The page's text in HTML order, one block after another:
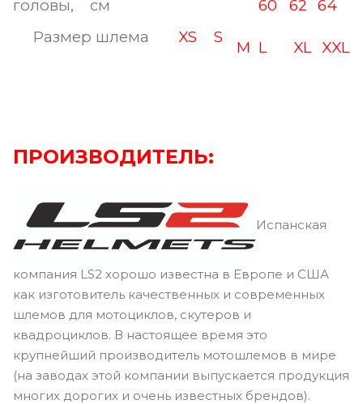
головы, см 60 62
64
Размер шлема
XS S
M L XL XXL
ПРОИЗВОДИТЕЛЬ:
Испанская
компания LS2 хорошо известна в Европе и США
как изготовитель качественных и современных
шлемов для мотоциклов, скутеров и
квадроциклов. В настоящее время это
крупнейший производитель мотошлемов в мире
(на заводах этой компании выпускается продукция
многих дорогих и очень известных брендов).